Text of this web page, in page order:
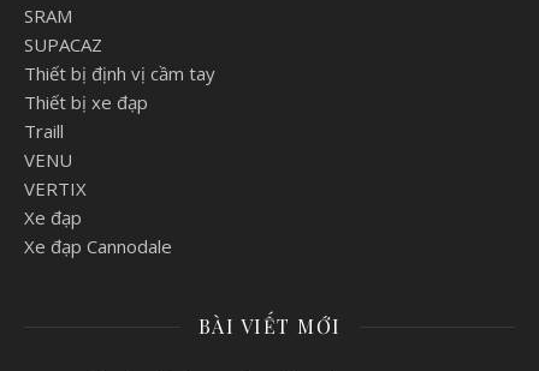
SRAM
SUPACAZ
Thiết bị định vị cầm tay
Thiết bị xe đạp
Traill
VENU
VERTIX
Xe đạp
Xe đạp Cannodale
BÀI VIẾT MỚI